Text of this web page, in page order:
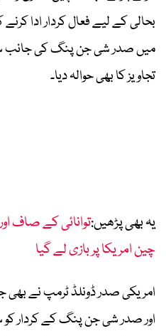
بحالی کے لیے فعال کردار ادا
میں صدر شی جن پنگ کی جانب
تجاویز کا بھی حوالہ دیا۔
یہ بھی پڑھیں:توانائی کے صاف
چین امریکا پر بازی لے گیا
امریکی صدر ڈونلڈ ٹرمپ نے
اور صدر شی جن پنگ کے کردار کو